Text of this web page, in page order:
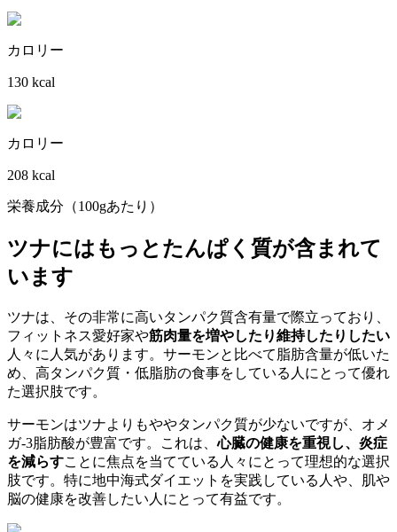
カロリー
130 kcal
カロリー
208 kcal
栄養成分（100gあたり）
ツナにはもっとたんぱく質が含まれて
います
ツナは、その非常に高いタンパク質含有量で際立っており、
フィットネス愛好家や筋肉量を増やしたり維持したりしたい
人々に人気があります。サーモンと比べて脂肪含量が低いた
め、高タンパク質・低脂肪の食事をしている人にとって優れ
た選択肢です。
サーモンはツナよりもややタンパク質が少ないですが、オメ
ガ-3脂肪酸が豊富です。これは、心臓の健康を重視し、炎症
を減らすことに焦点を当てている人々にとって理想的な選択
肢です。特に地中海式ダイエットを実践している人や、肌や
脳の健康を改善したい人にとって有益です。